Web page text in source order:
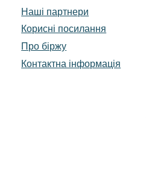
Наші партнери
Корисні посилання
Про біржу
Контактна інформація